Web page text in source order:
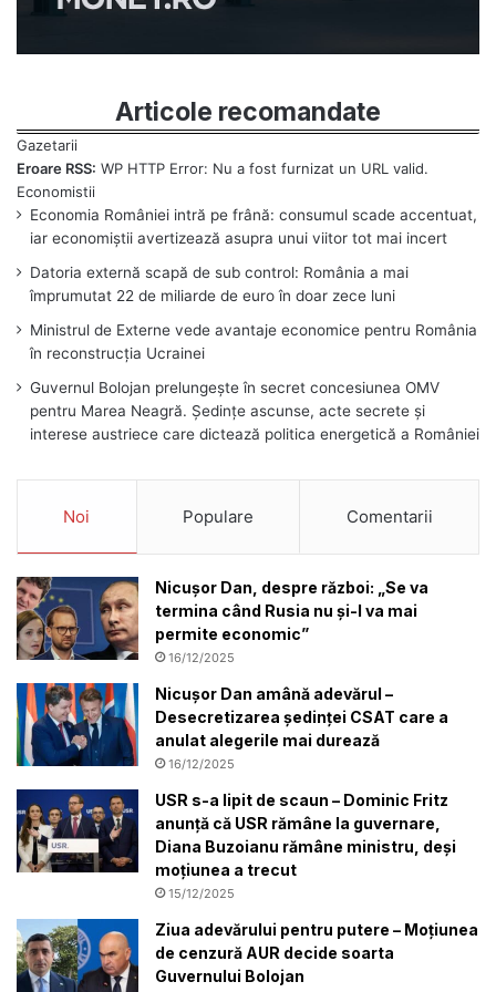
Articole recomandate
Eroare RSS: WP HTTP Error: Nu a fost furnizat un URL valid.
Economia României intră pe frână: consumul scade accentuat,
iar economiștii avertizează asupra unui viitor tot mai incert
Datoria externă scapă de sub control: România a mai
împrumutat 22 de miliarde de euro în doar zece luni
Ministrul de Externe vede avantaje economice pentru România
în reconstrucția Ucrainei
Guvernul Bolojan prelungește în secret concesiunea OMV
pentru Marea Neagră. Ședințe ascunse, acte secrete și
interese austriece care dictează politica energetică a României
Noi Populare Comentarii
Nicușor Dan, despre război: „Se va
termina când Rusia nu și-l va mai
permite economic”
16/12/2025
Nicușor Dan amână adevărul –
Desecretizarea ședinței CSAT care a
anulat alegerile mai durează
16/12/2025
USR s-a lipit de scaun – Dominic Fritz
anunță că USR rămâne la guvernare,
Diana Buzoianu rămâne ministru, deși
moțiunea a trecut
15/12/2025
Ziua adevărului pentru putere – Moțiunea
de cenzură AUR decide soarta
Guvernului Bolojan